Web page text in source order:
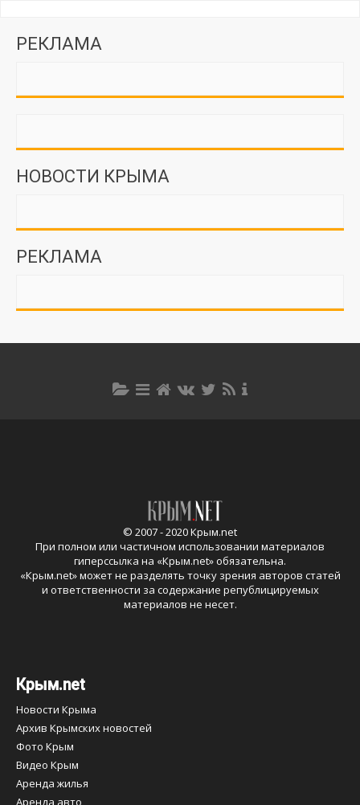
РЕКЛАМА
НОВОСТИ КРЫМА
РЕКЛАМА
© 2007 - 2020 Крым.net
При полном или частичном использовании материалов
гиперссылка на «Крым.net» обязательна.
«Крым.net» может не разделять точку зрения авторов статей
и ответственности за содержание републицируемых
материалов не несет.
Крым.net
Новости Крыма
Архив Крымских новостей
Фото Крым
Видео Крым
Аренда жилья
Аренда авто